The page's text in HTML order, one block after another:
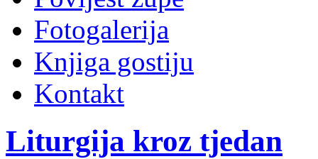
Fotogalerija
Knjiga gostiju
Kontakt
Liturgija kroz tjedan